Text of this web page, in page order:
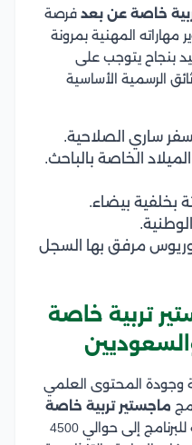
خاصة عن بعد فرصة
المهنية بمرونة
بنجاح يتوجب على
الرسمية الأساسية
ساري الصلاحية.
الخاصة بالباحث.
مرفق بها السجل
تربية خاصة
وجودة المحتوى العلمي
ماجستير تربية خاصة
، وتصل الرسوم السنوية للبرنامج إلى حوالي 4500